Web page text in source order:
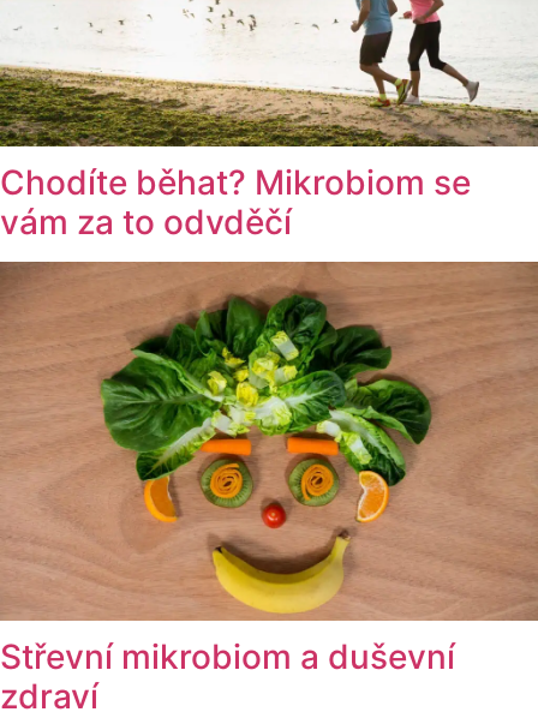
Chodíte běhat? Mikrobiom se
vám za to odvděčí
Střevní mikrobiom a duševní
zdraví